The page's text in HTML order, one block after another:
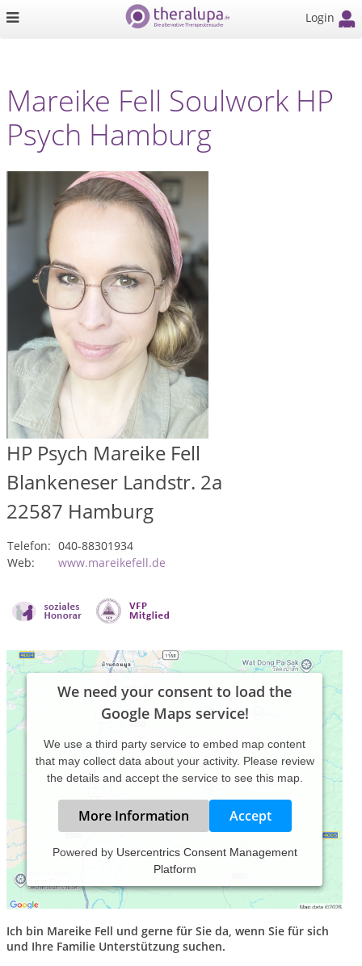
Login
Mareike Fell Soulwork HP
Psych Hamburg
HP Psych Mareike Fell
Blankeneser Landstr. 2a
22587 Hamburg
Telefon: 040-88301934
Web:
www.mareikefell.de
We need your consent to load the
Google Maps service!
We use a third party service to embed map content
that may collect data about your activity. Please review
the details and accept the service to see this map.
More Information Accept
Powered by Usercentrics Consent Management
Platform
Ich bin Mareike Fell und gerne für Sie da, wenn Sie für sich
und Ihre Familie Unterstützung suchen.